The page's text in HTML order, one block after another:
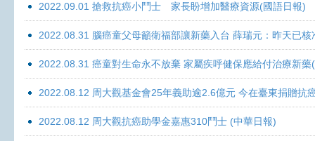
2022.09.01 搶救抗癌小鬥士 家長盼增加醫療資源(國語日報)
2022.08.31 腦癌童父母籲衛福部讓新藥入台 薛瑞元：昨天已
2022.08.31 癌童對生命永不放棄 家屬疾呼健保應給付治療新藥
2022.08.12 周大觀基金會25年義助逾2.6億元 今在臺東捐贈抗
2022.08.12 周大觀抗癌助學金嘉惠310鬥士 (中華日報)